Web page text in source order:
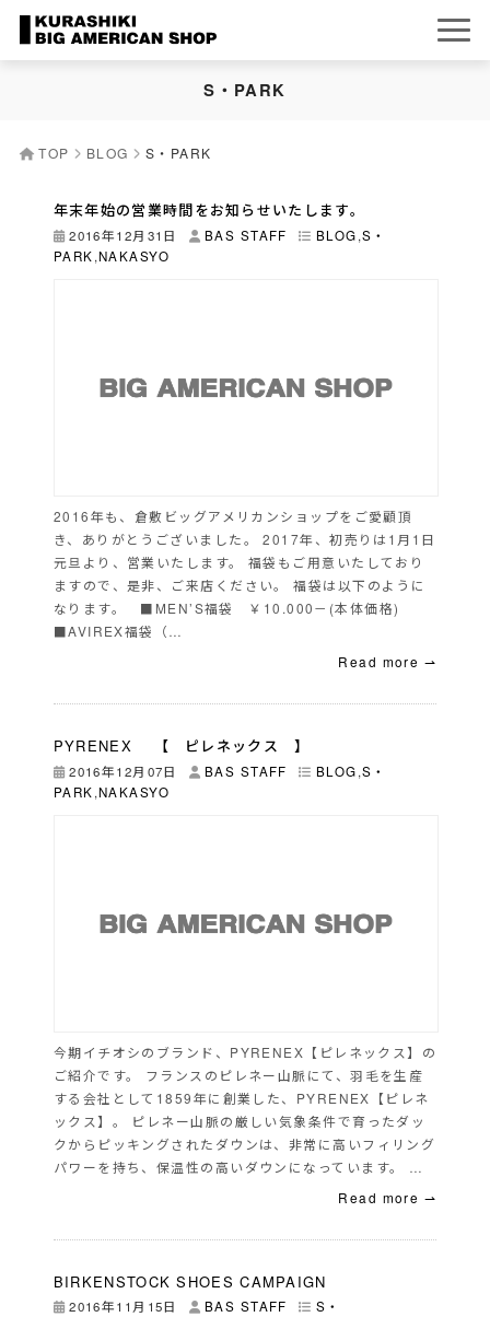
S・PARK
TOP BLOG S・PARK
年末年始の営業時間をお知らせいたします。
2016年12月31日 BAS STAFF BLOG,S・
PARK,NAKASYO
2016年も、倉敷ビッグアメリカンショップをご愛顧頂
き、ありがとうございました。 2017年、初売りは1月1日
元旦より、営業いたします。 福袋もご用意いたしており
ますので、是非、ご来店ください。 福袋は以下のように
なります。 ■MEN’S福袋 ￥10.000－(本体価格)
■AVIREX福袋（…
Read more ⇀
PYRENEX 【 ピレネックス 】
2016年12月07日 BAS STAFF BLOG,S・
PARK,NAKASYO
今期イチオシのブランド、PYRENEX【ピレネックス】の
ご紹介です。 フランスのピレネー山脈にて、羽毛を生産
する会社として1859年に創業した、PYRENEX【ピレネ
ックス】。 ピレネー山脈の厳しい気象条件で育ったダッ
クからピッキングされたダウンは、非常に高いフィリング
パワーを持ち、保温性の高いダウンになっています。 …
Read more ⇀
BIRKENSTOCK SHOES CAMPAIGN
2016年11月15日 BAS STAFF
S・